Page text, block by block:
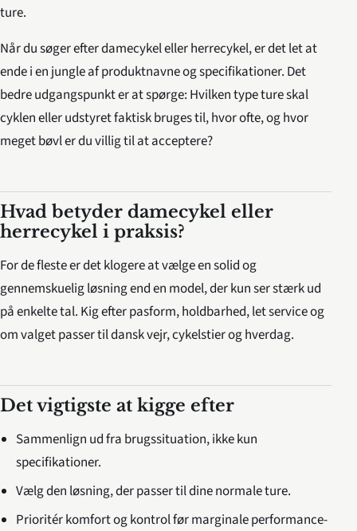
ture.
Når du søger efter damecykel eller herrecykel, er det let at
ende i en jungle af produktnavne og specifikationer. Det
bedre udgangspunkt er at spørge: Hvilken type ture skal
cyklen eller udstyret faktisk bruges til, hvor ofte, og hvor
meget bøvl er du villig til at acceptere?
Hvad betyder damecykel eller
herrecykel i praksis?
For de fleste er det klogere at vælge en solid og
gennemskuelig løsning end en model, der kun ser stærk ud
på enkelte tal. Kig efter pasform, holdbarhed, let service og
om valget passer til dansk vejr, cykelstier og hverdag.
Det vigtigste at kigge efter
Sammenlign ud fra brugssituation, ikke kun
specifikationer.
Vælg den løsning, der passer til dine normale ture.
Prioritér komfort og kontrol før marginale performance-